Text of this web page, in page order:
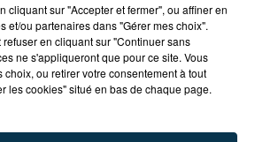
8h33
8h33
cliquant sur "Accepter et fermer", ou affiner en
et/ou partenaires dans "Gérer mes choix".
en cliquant sur "Continuer sans
ne s'appliqueront que pour ce site. Vous
choix, ou retirer votre consentement à tout
les cookies" situé en bas de chaque page.